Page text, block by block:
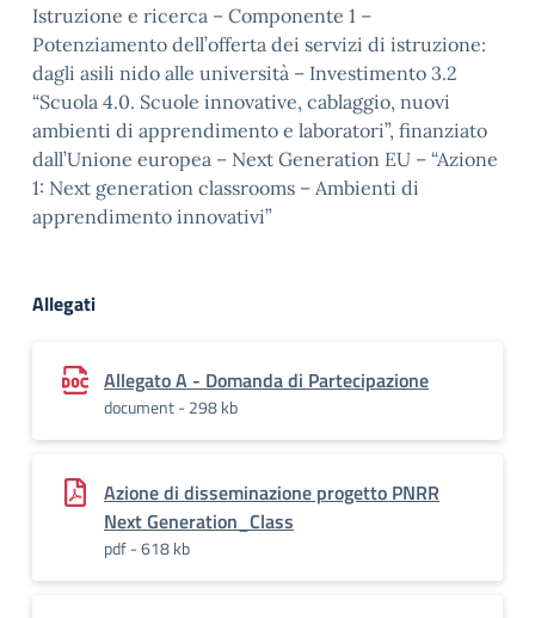
Istruzione e ricerca – Componente 1 –
Potenziamento dell’offerta dei servizi di istruzione:
dagli asili nido alle università – Investimento 3.2
“Scuola 4.0. Scuole innovative, cablaggio, nuovi
ambienti di apprendimento e laboratori”, finanziato
dall’Unione europea – Next Generation EU – “Azione
1: Next generation classrooms – Ambienti di
apprendimento innovativi”
Allegati
Allegato A - Domanda di Partecipazione
document - 298 kb
Azione di disseminazione progetto PNRR
Next Generation_Class
pdf - 618 kb